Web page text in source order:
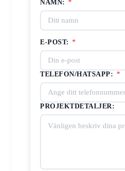
NAMN: *
E-POST: *
TELEFON/HATSAPP: *
PROJEKTDETALJER: